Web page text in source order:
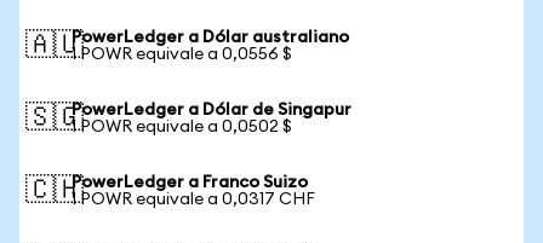
🇦🇺PowerLedger a Dólar australiano
1 POWR equivale a 0,0556 $
🇸🇬PowerLedger a Dólar de Singapur
1 POWR equivale a 0,0502 $
🇨🇭PowerLedger a Franco Suizo
1 POWR equivale a 0,0317 CHF